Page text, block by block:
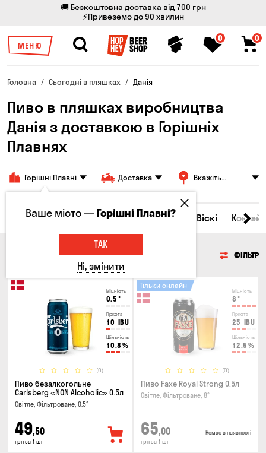
🚚 Безкоштовна доставка від 700 грн
⚡Привеземо до 90 хвилин
МЕНЮ
0 0
Головна Сьогодні в пляшках Данія
Пиво в пляшках виробництва
Данія з доставкою в Горішніх
Плавнях
Горішні Плавні Доставка
Вкажіть
Всі товари Пиво Сидр Вино Віскі
ФІЛЬТР
Міцність
0.5 °
Гіркота
10 IBU
Щільність
10.8 %
(0)
Пиво безалкогольне
Carlsberg «NON Alcoholic» 0.5л
Світле, Фільтроване, 0.5°
49,50
грн за 1 шт
Міцність
8 °
Гіркота
25 IBU
Щільність
12.5 %
(0)
Тільки онлайн
Пиво Faxe Royal Strong 0.5л
Світле, Фільтроване, 8°
65,00
грн за 1 шт
Немає в наявності
Ваше місто —Горішні Плавні?
ТАК
Ні, змінити